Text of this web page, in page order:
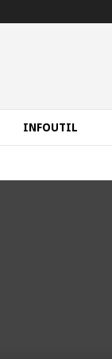
INFOUTIL